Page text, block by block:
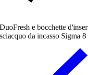
e bocchette
da incasso Sigma 8